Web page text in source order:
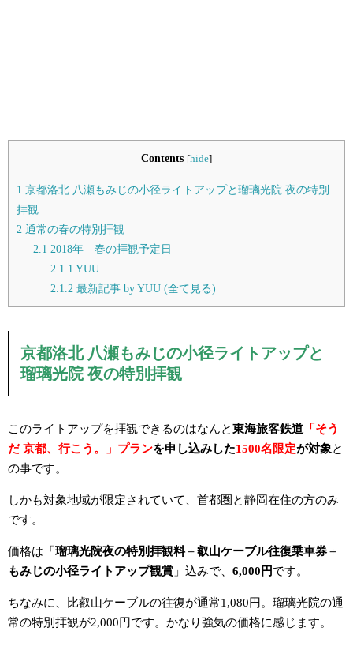
Contents [hide]
1 京都洛北 八瀬もみじの小径ライトアップと瑠璃光院 夜の特別
拝観
2 通常の春の特別拝観
2.1 2018年 春の拝観予定日
2.1.1 YUU
2.1.2最新記事 by YUU (全て見る)
京都洛北 八瀬もみじの小径ライトアップと
瑠璃光院 夜の特別拝観
このライトアップを拝観できるのはなんと東海旅客鉄道 「そう
だ 京都、行こう。」プランを申し込みした1500名限定が対象と
の事です。
しかも対象地域が限定されていて、首都圏と静岡在住の方のみ
です。
価格は「 瑠璃光院夜の特別拝観料＋叡山ケーブル往復乗車券＋
もみじの小径ライトアップ観賞 」込みで、 6,000円です。
ちなみに、比叡山ケーブルの往復が通常1,080円。瑠璃光院の通
常の特別拝観が2,000円です。かなり強気の価格に感じます。